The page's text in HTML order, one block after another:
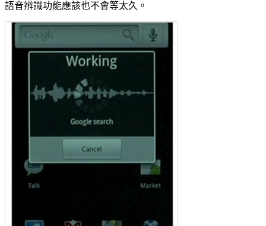
語音辨識功能應該也不會等太久。